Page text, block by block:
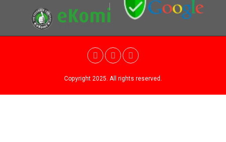
Copyright 2025. All rights reserved.